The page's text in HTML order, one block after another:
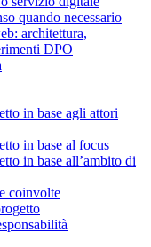
quando necessario
architettura,
DPO
in base agli attori
in base al focus
in base all’ambito di
coinvolte